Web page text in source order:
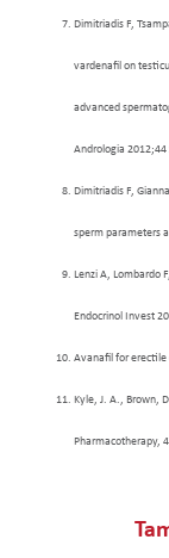
Dimitriadis F,
vardenafil on
advanced
Andrologia 2012;44
Dimitriadis F,
sperm parameters
Lenzi A, Lombardo
Endocrinol Invest
Avanafil for erectile
Kyle, J. A., Brown,
Pharmacotherapy,